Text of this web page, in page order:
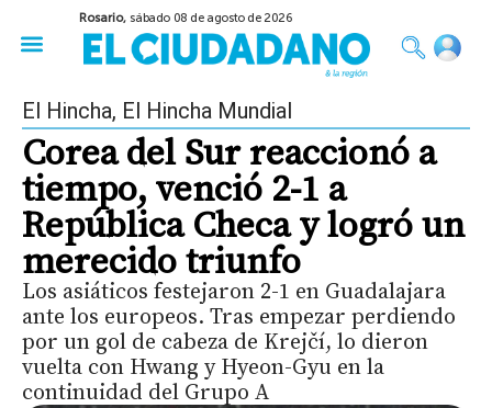
Rosario, sábado 08 de agosto de 2026
El Hincha, El Hincha Mundial
Corea del Sur reaccionó a
tiempo, venció 2-1 a
República Checa y logró un
merecido triunfo
Los asiáticos festejaron 2-1 en Guadalajara
ante los europeos. Tras empezar perdiendo
por un gol de cabeza de Krejčí, lo dieron
vuelta con Hwang y Hyeon-Gyu en la
continuidad del Grupo A